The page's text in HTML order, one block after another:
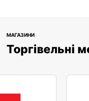
МАГАЗИНИ
Торгівельні